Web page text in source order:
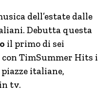
dell’estate dalle
Debutta questa
il primo di sei
TimSummer Hits i
italiane,
tv.